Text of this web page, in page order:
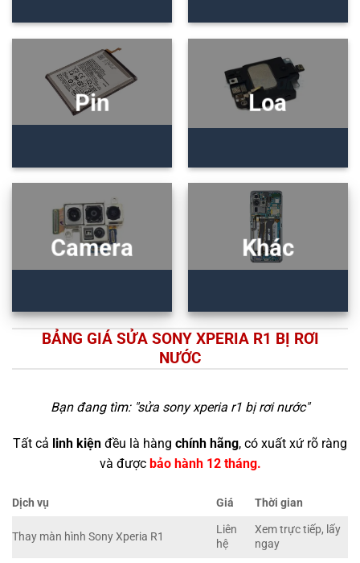
Pin Loa
Camera Khác
BẢNG GIÁ SỬA SONY XPERIA R1 BỊ RƠI
NƯỚC
Bạn đang tìm: "sửa sony xperia r1 bị rơi nước"
Tất cả linh kiện đều là hàng chính hãng, có xuất xứ rõ ràng
và được bảo hành 12 tháng.
Dịch vụ Giá Thời gian
Thay màn hình Sony Xperia R1
Liên
hệ
Xem trực tiếp, lấy
ngay